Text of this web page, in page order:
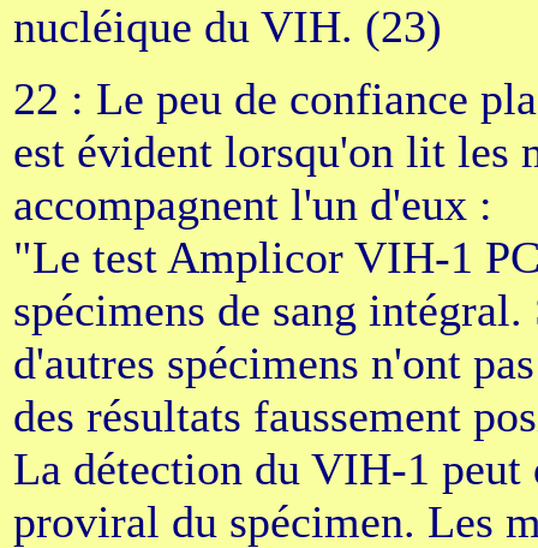
nucléique du VIH. (23)
22 : Le peu de confiance
est évident lorsqu'on lit les
accompagnent l'un d'eux :
"Le test Amplicor VIH-1
spécimens de sang
d'autres spécimens n'ont
des résultats faussement
La détection du VIH-1 peut
proviral du spécimen. Les